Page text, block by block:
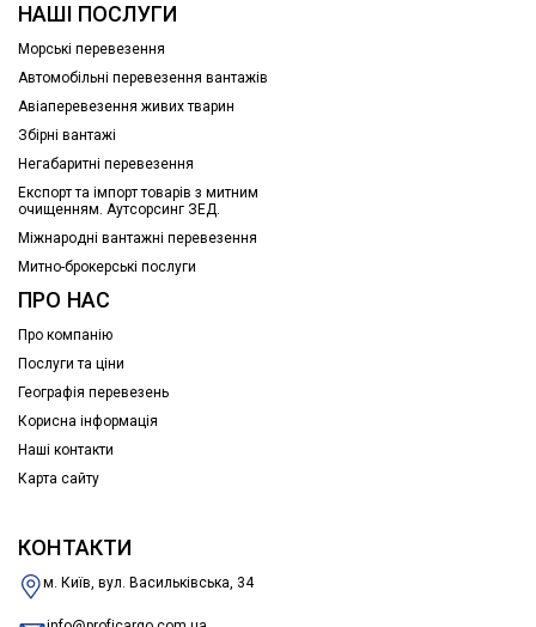
НАШІ ПОСЛУГИ
Морські перевезення
Автомобільні перевезення вантажів
Авіаперевезення живих тварин
Збірні вантажі
Негабаритні перевезення
Експорт та імпорт товарів з митним
очищенням. Аутсорсинг ЗЕД.
Міжнародні вантажні перевезення
Митно-брокерські послуги
ПРО НАС
Про компанію
Послуги та ціни
Географія перевезень
Корисна інформація
Наші контакти
Карта сайту
КОНТАКТИ
м. Київ, вул. Васильківська, 34